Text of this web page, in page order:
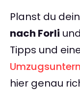
Planst du
nach Forli
Tipps und
hier genau